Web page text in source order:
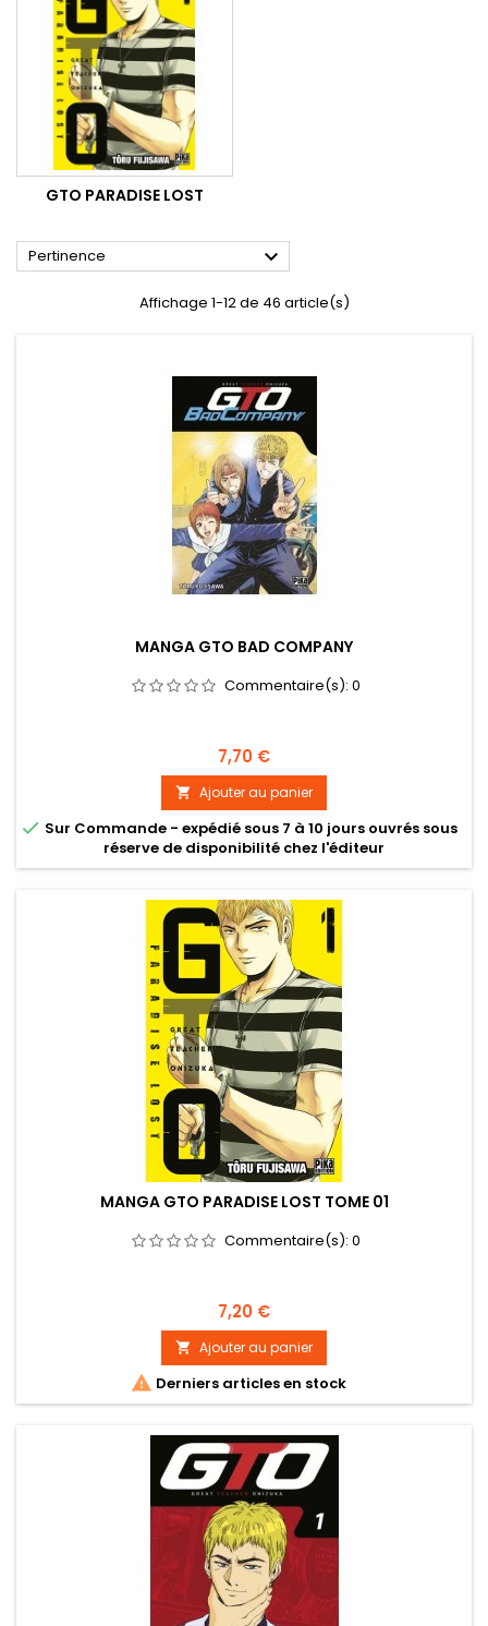
GTO PARADISE LOST
Pertinence 
Affichage 1-12 de 46 article(s)
MANGA GTO BAD COMPANY
Commentaire(s): 0
Prix
7,70 €
 Ajouter au panier
 Sur Commande - expédié sous 7 à 10 jours ouvrés sous
réserve de disponibilité chez l'éditeur
MANGA GTO PARADISE LOST TOME 01
Commentaire(s): 0
Prix
7,20 €
 Ajouter au panier
 Derniers articles en stock